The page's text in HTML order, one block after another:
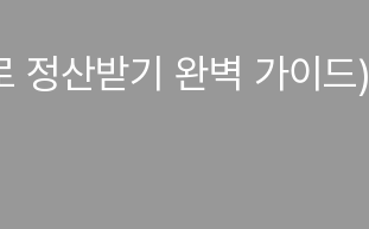
정산받기 완벽 가이드)